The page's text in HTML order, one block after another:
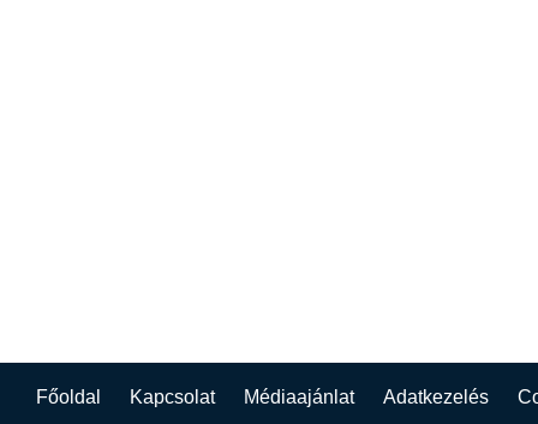
Főoldal Kapcsolat Médiaajánlat Adatkezelés